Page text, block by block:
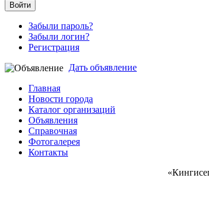
Войти
Забыли пароль?
Забыли логин?
Регистрация
Дать объявление
Главная
Новости города
Каталог организаций
Объявления
Справочная
Фотогалерея
Контакты